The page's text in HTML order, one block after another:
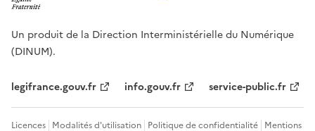
Un produit de la Direction Interministérielle du Numérique
(DINUM).
legifrance.gouv.fr info.gouv.fr service-public.fr
Licences Modalités d'utilisation Politique de confidentialité Mentions